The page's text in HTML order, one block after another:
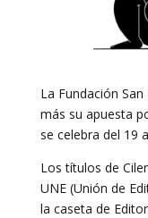
La Fundación
más su apuesta
se celebra del 19
Los títulos de
UNE (Unión de
la caseta de